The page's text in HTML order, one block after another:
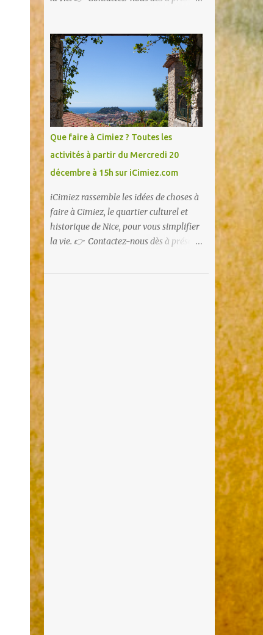
iCimiez !
Que faire à Cimiez ? Toutes les
activités à partir du Mercredi 20
décembre à 15h sur iCimiez.com
iCimiez rassemble les idées de choses à
faire à Cimiez, le quartier culturel et
historique de Nice, pour vous simplifier
la vie. 👉 Contactez-nous dès à présent